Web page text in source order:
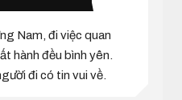
Nam, đi việc quan
hành đều bình yên.
đi có tin vui về.